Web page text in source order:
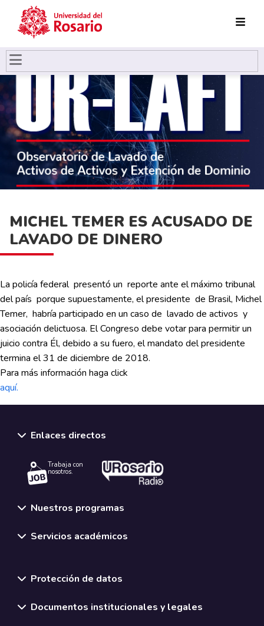
Pasar al contenido principal
MICHEL TEMER ES ACUSADO DE
LAVADO DE DINERO
La policía federal presentó un reporte ante el máximo tribunal
del país porque supuestamente, el presidente de Brasil, Michel
Temer, habría participado en un caso de lavado de activos y
asociación delictuosa. El Congreso debe votar para permitir un
juicio contra Él, debido a su fuero, el mandato del presidente
termina el 31 de diciembre de 2018.
Para más información haga click
aquí.
Enlaces directos
Trabaja con
nosotros.
Nuestros programas
Servicios académicos
Protección de datos
Documentos institucionales y legales